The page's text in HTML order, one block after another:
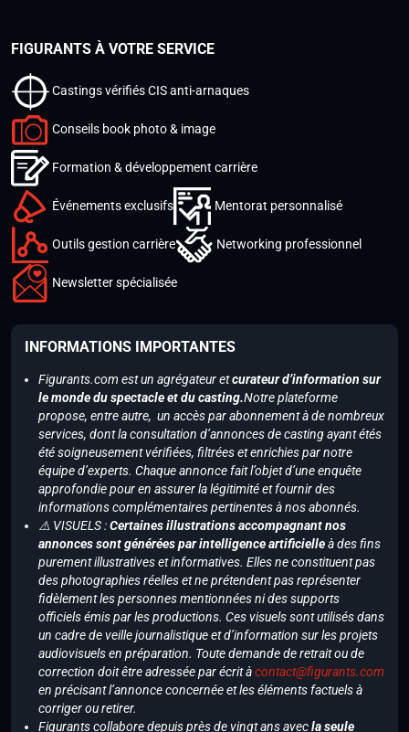
FIGURANTS À VOTRE SERVICE
Castings vérifiés CIS anti-arnaques
Conseils book photo & image
Formation & développement carrière
Événements exclusifs Mentorat personnalisé
Outils gestion carrière Networking professionnel
Newsletter spécialisée
INFORMATIONS IMPORTANTES
Figurants.com est un agrégateur etcurateur d’information sur
le monde du spectacle et du casting.Notre plateforme
propose, entre autre, un accès par abonnement à de nombreux
services, dont la consultation d’annonces de casting ayant étés
été soigneusement vérifiées, filtrées et enrichies par notre
équipe d’experts. Chaque annonce fait l’objet d’une enquête
approfondie pour en assurer la légitimité et fournir des
informations complémentaires pertinentes à nos abonnés.
⚠️ VISUELS :Certaines illustrations accompagnant nos
annonces sont générées par intelligence artificielleà des fins
purement illustratives et informatives. Elles ne constituent pas
des photographies réelles et ne prétendent pas représenter
fidèlement les personnes mentionnées ni des supports
officiels émis par les productions. Ces visuels sont utilisés dans
un cadre de veille journalistique et d’information sur les projets
audiovisuels en préparation. Toute demande de retrait ou de
correction doit être adressée par écrit àcontact@figurants.com
en précisant l’annonce concernée et les éléments factuels à
corriger ou retirer.
Figurants collabore depuis près de vingt ans avecla seule